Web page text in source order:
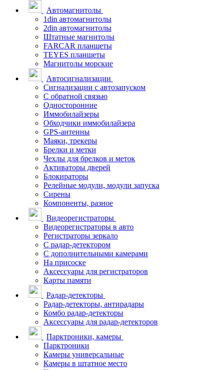
Автомагнитолы
1din автомагнитолы
2din автомагнитолы
Штатные магнитолы
FARCAR планшеты
TEYES планшеты
Магнитолы морские
Автосигнализации
Сигнализации с автозапуском
С обратной связью
Односторонние
Иммобилайзеры
Обходчики иммобилайзера
GPS-антенны
Маяки, трекеры
Брелки и метки
Чехлы для брелков и меток
Активаторы дверей
Блокираторы
Релейные модули, модули запуска
Сирены
Компоненты, разное
Видеорегистраторы
Видеорегистраторы в авто
Регистраторы зеркало
С радар-детектором
С дополнительными камерами
На присоске
Аксессуары для регистраторов
Карты памяти
Радар-детекторы
Радар-детекторы, антирадары
Комбо радар-детекторы
Аксессуары для радар-детекторов
Парктроники, камеры
Парктроники
Камеры универсальные
Камеры в штатное место